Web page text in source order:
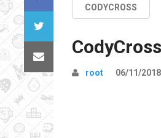
CODYCROSS
root 06/11/2018